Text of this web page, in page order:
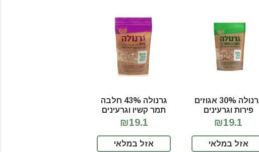
גרנולה 30% אגוזים
פירות וגרעינים
₪19.1
אזל במלאי
גרנולה 43% חלבה
תמר קשיו וגרעינים
₪19.1
אזל במלאי